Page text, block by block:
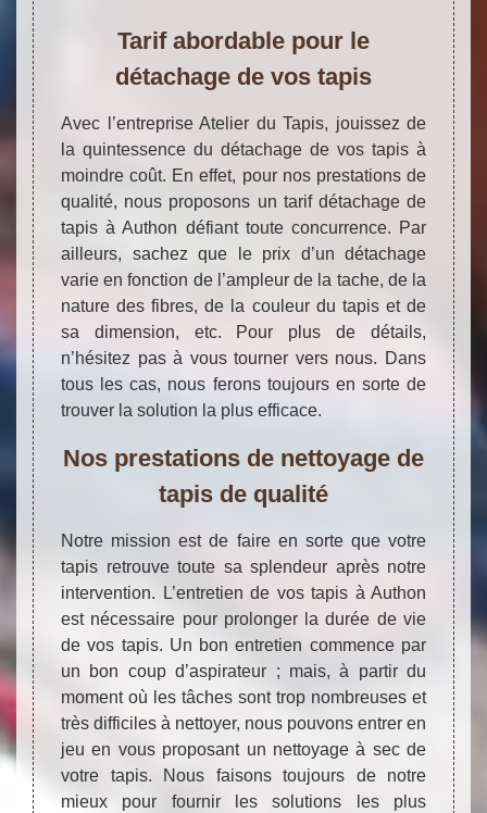
Tarif abordable pour le
détachage de vos tapis
Avec l’entreprise Atelier du Tapis, jouissez de
la quintessence du détachage de vos tapis à
moindre coût. En effet, pour nos prestations de
qualité, nous proposons un tarif détachage de
tapis à Authon défiant toute concurrence. Par
ailleurs, sachez que le prix d’un détachage
varie en fonction de l’ampleur de la tache, de la
nature des fibres, de la couleur du tapis et de
sa dimension, etc. Pour plus de détails,
n’hésitez pas à vous tourner vers nous. Dans
tous les cas, nous ferons toujours en sorte de
trouver la solution la plus efficace.
Nos prestations de nettoyage de
tapis de qualité
Notre mission est de faire en sorte que votre
tapis retrouve toute sa splendeur après notre
intervention. L’entretien de vos tapis à Authon
est nécessaire pour prolonger la durée de vie
de vos tapis. Un bon entretien commence par
un bon coup d’aspirateur ; mais, à partir du
moment où les tâches sont trop nombreuses et
très difficiles à nettoyer, nous pouvons entrer en
jeu en vous proposant un nettoyage à sec de
votre tapis. Nous faisons toujours de notre
mieux pour fournir les solutions les plus